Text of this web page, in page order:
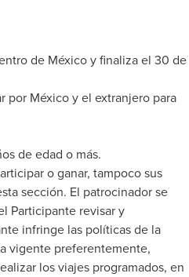
de México y finaliza el 30 de
por México y el extranjero para
de edad o más.
o ganar, tampoco sus
sección. El patrocinador se
Participante revisar y
infringe las políticas de la
vigente preferentemente,
los viajes programados, en